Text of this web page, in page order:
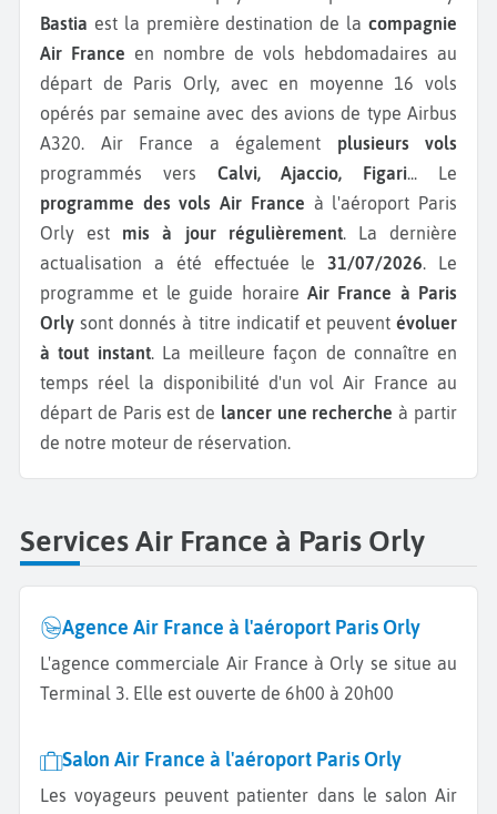
Bastia est la première destination de la compagnie
Air France en nombre de vols hebdomadaires au
départ de Paris Orly, avec en moyenne 16 vols
opérés par semaine avec des avions de type Airbus
A320. Air France a également plusieurs vols
programmés vers Calvi, Ajaccio, Figari... Le
programme des vols Air France à l'aéroport Paris
Orly est mis à jour régulièrement. La dernière
actualisation a été effectuée le31/07/2026. Le
programme et le guide horaire Air France à Paris
Orly sont donnés à titre indicatif et peuvent évoluer
à tout instant. La meilleure façon de connaître en
temps réel la disponibilité d'un vol Air France au
départ de Paris est de lancer une recherche à partir
de notre moteur de réservation.
Services Air France à Paris Orly
Agence Air France à l'aéroport Paris Orly
L'agence commerciale Air France à Orly se situe au
Terminal 3. Elle est ouverte de 6h00 à 20h00
Salon Air France à l'aéroport Paris Orly
Les voyageurs peuvent patienter dans le salon Air